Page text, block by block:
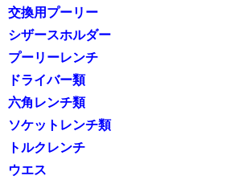
交換用プーリー
シザースホルダー
プーリーレンチ
ドライバー類
六角レンチ類
ソケットレンチ類
トルクレンチ
ウエス